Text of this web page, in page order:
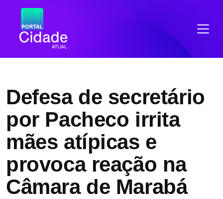
Defesa de secretário
por Pacheco irrita
mães atípicas e
provoca reação na
Câmara de Marabá